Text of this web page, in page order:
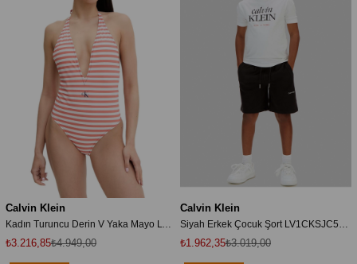
Calvin Klein
Kadın Turuncu Derin V Yaka Mayo LV00Q61216
₺3.216,85₺4.949,00
Calvin Klein
Siyah Erkek Çocuk Şort LV1CKSJC50BEH
₺1.962,35₺3.019,00